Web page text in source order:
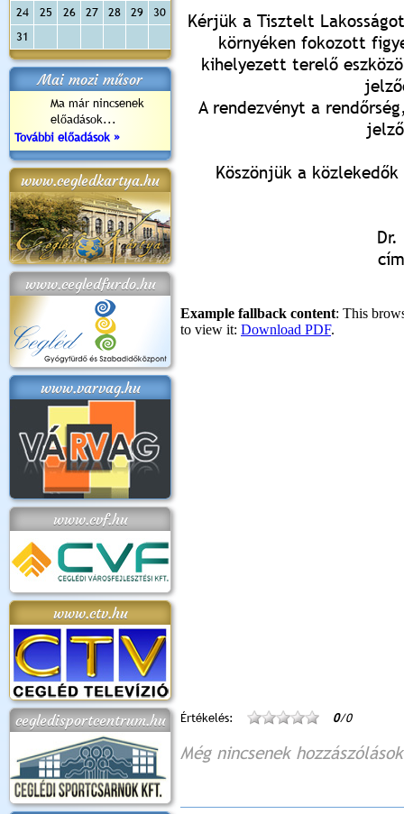
24
25 26 27 28 29
30
31
Mai mozi műsor
Ma már nincsenek
előadások...
További előadások »
www.cegledkartya.hu
www.cegledfurdo.hu
www.varvag.hu
www.cvf.hu
www.ctv.hu
cegledisportcentrum.hu
Kérjük a Tisztelt
környéken fokozott
kihelyezett terelő
A rendezvényt a
Köszönjük a
Értékelés: 0/0
Még nincsenek hozzászólások